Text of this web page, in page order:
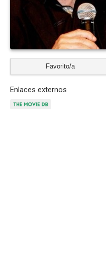
Favorito/a
Enlaces externos